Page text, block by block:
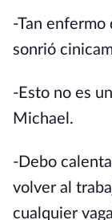
-Tan enfermo
sonrió
-Esto no es
Michael.
-Debo
volver al
cualquier